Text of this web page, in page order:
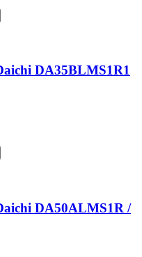
DA35BLMS1R1
DA50ALMS1R /